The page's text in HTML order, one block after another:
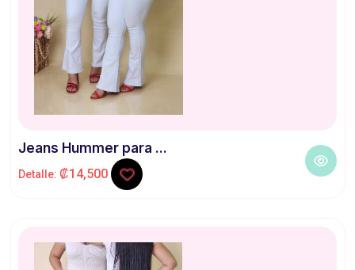
Jeans Hummer para ...
Detalle: ₡14,500